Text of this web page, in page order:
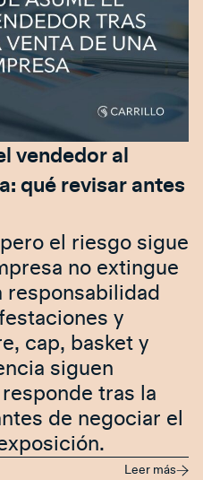
vendedor al
qué revisar antes
el riesgo sigue
no extingue
responsabilidad
y
cap, basket y
siguen
tras la
de negociar el
Leer más